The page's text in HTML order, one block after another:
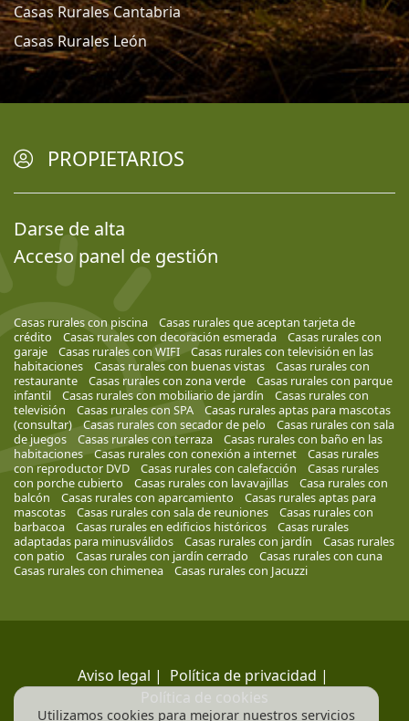
Casas Rurales Cantabria
Casas Rurales León
PROPIETARIOS
Darse de alta
Acceso panel de gestión
Casas rurales con piscina
Casas rurales que aceptan tarjeta de
crédito
Casas rurales con decoración esmerada
Casas rurales con
garaje
Casas rurales con WIFI
Casas rurales con televisión en las
habitaciones
Casas rurales con buenas vistas
Casas rurales con
restaurante
Casas rurales con zona verde
Casas rurales con parque
infantil
Casas rurales con mobiliario de jardín
Casas rurales con
televisión
Casas rurales con SPA
Casas rurales aptas para mascotas
(consultar)
Casas rurales con secador de pelo
Casas rurales con sala
de juegos
Casas rurales con terraza
Casas rurales con baño en las
habitaciones
Casas rurales con conexión a internet
Casas rurales
con reproductor DVD
Casas rurales con calefacción
Casas rurales
con porche cubierto
Casas rurales con lavavajillas
Casa rurales con
balcón
Casas rurales con aparcamiento
Casas rurales aptas para
mascotas
Casas rurales con sala de reuniones
Casas rurales con
barbacoa
Casas rurales en edificios históricos
Casas rurales
adaptadas para minusválidos
Casas rurales con jardín
Casas rurales
con patio
Casas rurales con jardín cerrado
Casas rurales con cuna
Casas rurales con chimenea
Casas rurales con Jacuzzi
Aviso legal | Política de privacidad |
Política de cookies
Utilizamos cookies para mejorar nuestros servicios